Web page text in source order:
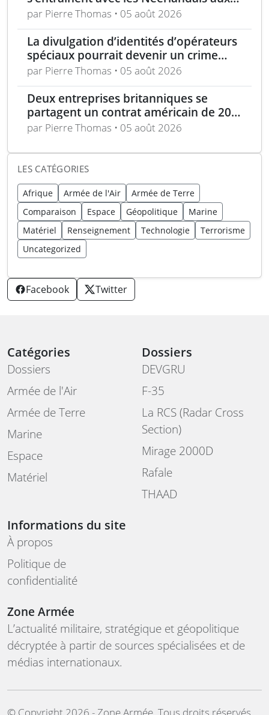
Pays-Bas
par Pierre Thomas • 05 août 2026
La divulgation d’identités d’opérateurs
spéciaux pourrait devenir un crime
selon une loi proposée
par Pierre Thomas • 05 août 2026
Deux entreprises britanniques se
partagent un contrat américain de 200
M$ pour des systèmes barrières
par Pierre Thomas • 05 août 2026
LES CATÉGORIES
Afrique Armée de l'Air
Armée de Terre
Comparaison
Espace Géopolitique
Marine
Matériel
Renseignement Technologie
Terrorisme
Uncategorized
Facebook Twitter
Catégories
Dossiers
Armée de l'Air
Armée de Terre
Marine
Espace
Matériel
Dossiers
DEVGRU
F-35
La RCS (Radar Cross
Section)
Mirage 2000D
Rafale
THAAD
Informations du site
À propos
Politique de
confidentialité
Zone Armée
L’actualité militaire, stratégique et géopolitique
décryptée à partir de sources spécialisées et de
médias internationaux.
©️ Copyright 2026 - Zone Armée. Tous droits réservés.